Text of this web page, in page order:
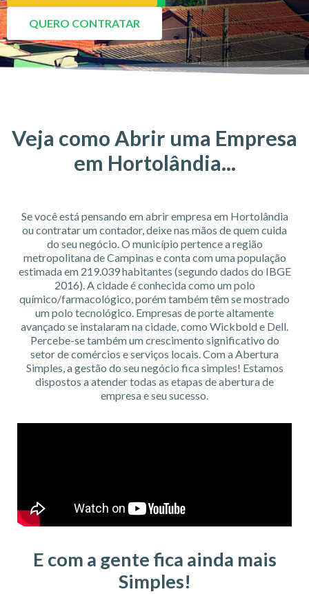
QUERO CONTRATAR
Veja como Abrir uma Empresa
em Hortolândia...
Se você está pensando em abrir empresa em Hortolândia
ou contratar um contador, deixe nas mãos de quem cuida
do seu negócio. O município pertence a região
metropolitana de Campinas e conta com uma população
estimada em 219.039 habitantes (segundo dados do IBGE
2016). A cidade é conhecida como um polo
químico/farmacológico, porém também têm se mostrado
um polo tecnológico. Empresas de porte altamente
avançado se instalaram na cidade, como Wickbold e Dell.
Percebe-se também um crescimento significativo do
setor de comércios e serviços locais. Com a Abertura
Simples, a gestão do seu negócio fica simples! Estamos
dispostos a atender todas as etapas de abertura de
empresa e seu sucesso.
E com a gente fica ainda mais
Simples!